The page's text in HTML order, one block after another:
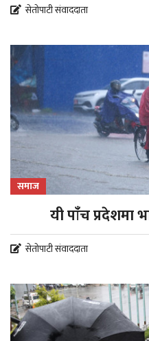
सेतोपाटी संवाददाता
समाज
यी पांँच प्रदेशमा
सेतोपाटी संवाददाता